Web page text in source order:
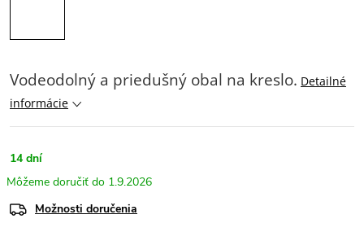
Vodeodolný a priedušný obal na kreslo. Detailné
informácie
14 dní
1.9.2026
Možnosti doručenia